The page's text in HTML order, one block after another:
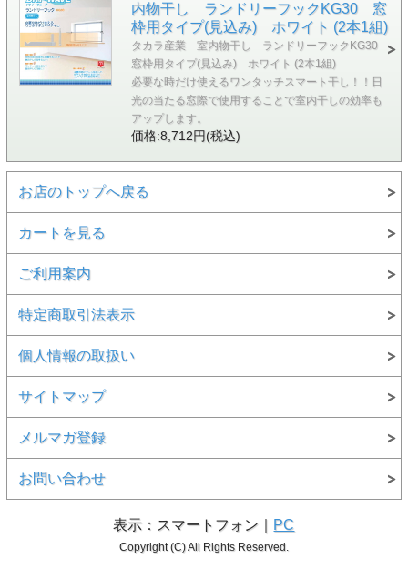
内物干し ランドリーフックKG30 窓
枠用タイプ(見込み) ホワイト (2本1組)
タカラ産業 室内物干し ランドリーフックKG30
窓枠用タイプ(見込み) ホワイト (2本1組)
必要な時だけ使えるワンタッチスマート干し！！日
光の当たる窓際で使用することで室内干しの効率も
アップします。
価格:8,712円(税込)
お店のトップへ戻る
カートを見る
ご利用案内
特定商取引法表示
個人情報の取扱い
サイトマップ
メルマガ登録
お問い合わせ
表示：スマートフォン｜ PC
Copyright (C) All Rights Reserved.